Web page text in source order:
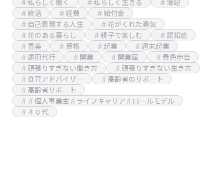
＃私らしく働く
＃私らしく生きる
＃簿記
＃終活
＃経費
＃給付金
＃自己表現する人生
＃花がくれた勇気
＃花のある暮らし
＃親子で楽しむ
＃認知症
＃豊美
＃資格 ＃起業
＃週末起業
＃運用代行
＃開業 ＃開業届
＃青色申告
＃頑張りすぎない働き方
＃頑張りすぎない生き方
＃食育アドバイザー
＃高齢者のサポート
＃高齢者サポート
＃＃個人事業主＃ライフキャリア＃ロールモデル
＃４０代